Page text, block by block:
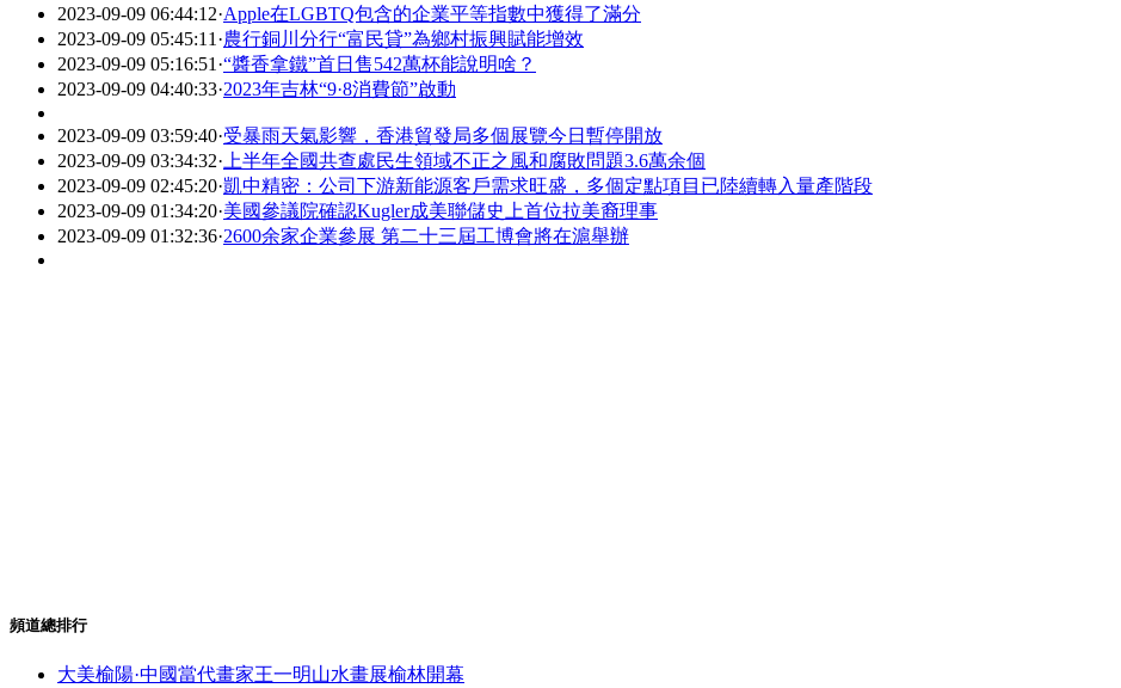
2023-09-09 06:44:12·Apple在LGBTQ包含的企業平等指數中獲得了滿分
2023-09-09 05:45:11 ·農行銅川分行“富民貸”為鄉村振興賦能增效
2023-09-09 05:16:51 ·“醬香拿鐵”首日售542萬杯能說明啥？
2023-09-09 04:40:33·2023年吉林“9·8消費節”啟動
2023-09-09 03:59:40·受暴雨天氣影響，香港貿發局多個展覽今日暫停開放
2023-09-09 03:34:32· 上半年全國共查處民生領域不正之風和腐敗問題3.6萬余個
2023-09-09 02:45:20·凱中精密：公司下游新能源客戶需求旺盛，多個定點項目已陸續轉入量產階段
2023-09-09 01:34:20·美國參議院確認Kugler成美聯儲史上首位拉美裔理事
2023-09-09 01:32:36·2600余家企業參展 第二十三屆工博會將在滬舉辦
頻道總排行
大美榆陽·中國當代畫家王一明山水畫展榆林開幕